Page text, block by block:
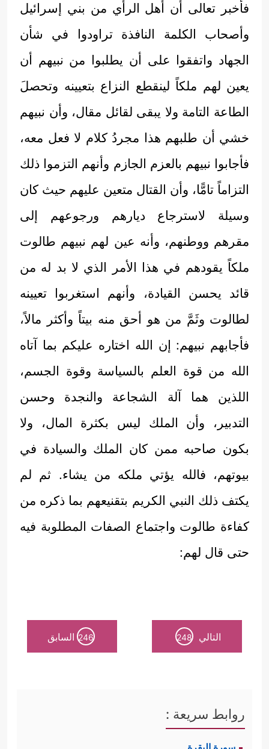
فأخبر تعالى أن أهل الرأي من بني إسرائيل
وأصحاب الكلمة النافذة تراودوا في شأن
الجهاد واتفقوا على أن يطلبوا من نبيهم أن
يعين لهم ملكاً لينقطع النزاع بتعيينه وتحصلَ
الطاعة التامة ولا يبقى لقائل مقال، وأن نبيهم
خشي أن طلبهم هذا مجردُ كلام لا فعل معه،
فأجابوا نبيهم بالعزم الجازم وأنهم التزموا ذلك
التزاماً تامًّا، وأن القتال متعين عليهم حيث كان
وسيلة لاسترجاع ديارهم ورجوعهم إلى
مقرهم ووطنهم، وأنه عين لهم نبيهم طالوت
ملكاً يقودهم في هذا الأمر الذي لا بد له من
قائد يحسن القيادة، وأنهم استغربوا تعيينه
لطالوت وثَمَّ من هو أحق منه بيتاً وأكثر مالاً،
فأجابهم نبيهم: إن الله اختاره عليكم بما آتاه
الله من قوة العلم بالسياسة وقوة الجسم،
اللذين هما آلة الشجاعة والنجدة وحسن
التدبير، وأن الملك ليس بكثرة المال، ولا
بكون صاحبه ممن كان الملك والسيادة في
بيوتهم، فالله يؤتي ملكه من يشاء. ثم لم
يكتف ذلك النبي الكريم بتقنيعهم بما ذكره من
كفاءة طالوت واجتماع الصفات المطلوبة فيه
حتى قال لهم:
التالي 248
246 السابق
روابط سريعة :